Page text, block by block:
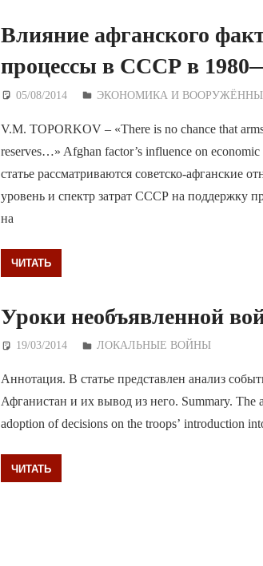
Влияние афганского
процессы в СССР в
05/08/2014 Дежурный по Редакции
ЭКОНОМИКА И
V.M. TOPORKOV – «There is no chance that
reserves…» Afghan factor’s influence on
статье рассматриваются советско-афганские
уровень и спектр затрат СССР на поддержку
на
ЧИТАТЬ
Уроки необъявленной
19/03/2014 Дежурный по Редакции
ЛОКАЛЬНЫЕ ВОЙНЫ
Аннотация. В статье представлен анализ
Афганистан и их вывод из него. Summary. The
adoption of decisions on the troops’ introduction
ЧИТАТЬ